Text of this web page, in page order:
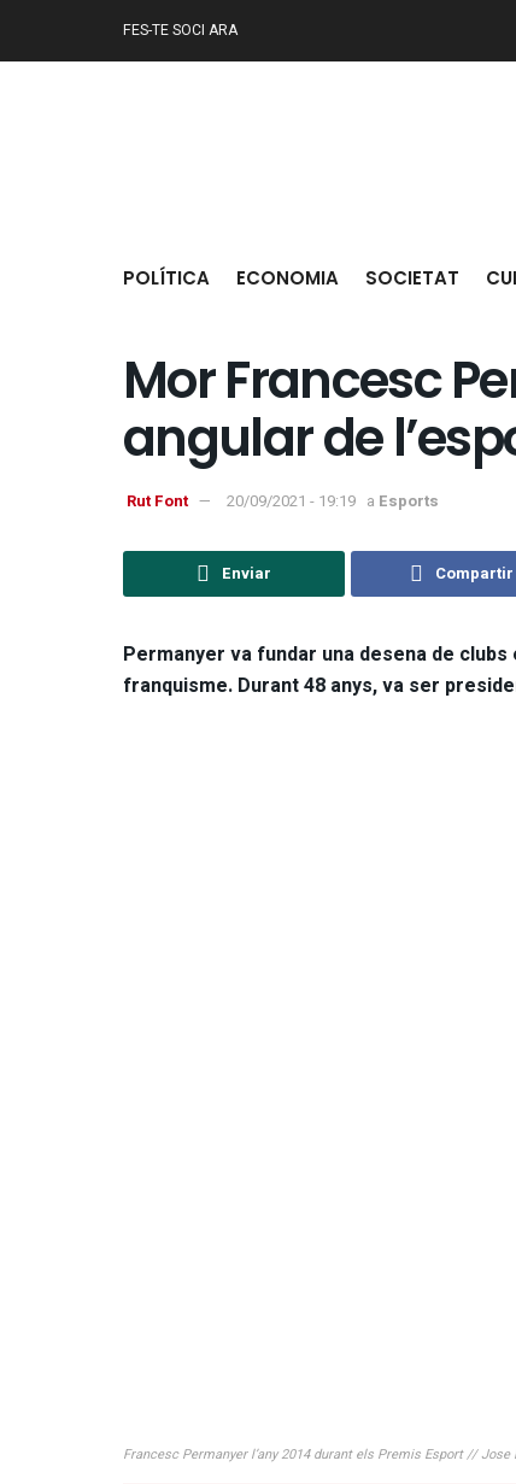
FES-TE SOCI ARA
POLÍTICA ECONOMIA SOCIETAT
Mor Francesc
angular de
Rut Font 20/09/2021 - 19:19 a Esports
Enviar Compartir
Permanyer va fundar una desena de
franquisme. Durant 48 anys, va ser
Francesc Permanyer l’any 2014 durant els Premis Esport // Jose